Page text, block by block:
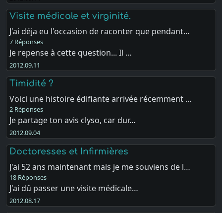
Visite médicale et virginité.
J'ai déja eu l'occasion de raconter que pendant…
7 Réponses
Je repense à cette question... Il …
2012.09.11
Timidité ?
Voici une histoire édifiante arrivée récemment …
2 Réponses
Je partage ton avis clyso, car dur…
2012.09.04
Doctoresses et Infirmières
J'ai 52 ans maintenant mais je me souviens de l…
18 Réponses
J'ai dû passer une visite médicale…
2012.08.17